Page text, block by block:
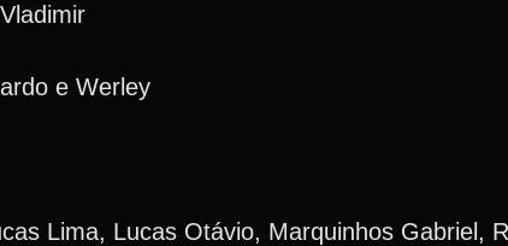
e Werley
Lima, Lucas Otávio, Marquinhos Gabriel,